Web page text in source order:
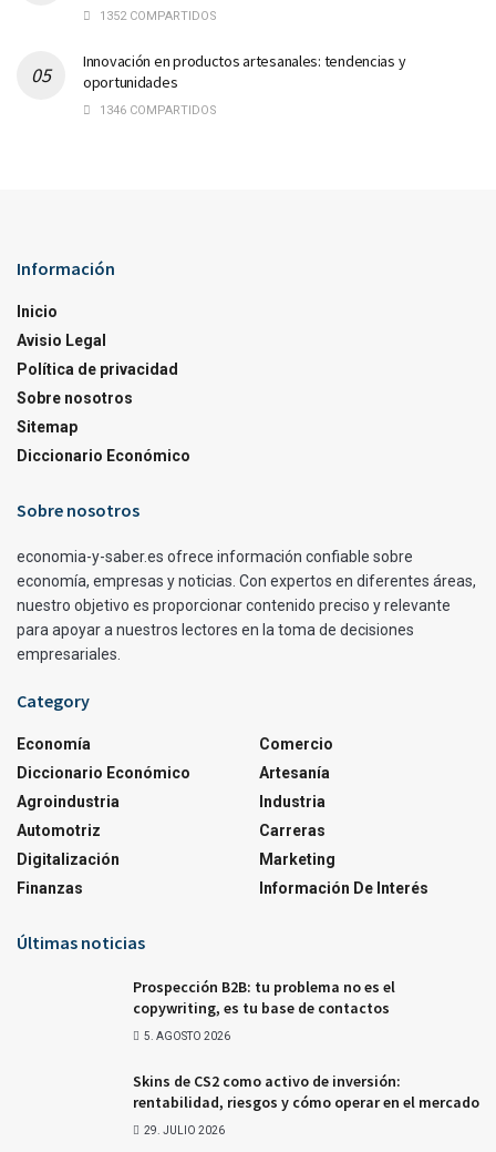
1352 COMPARTIDOS
Innovación en productos artesanales: tendencias y
oportunidades
1346 COMPARTIDOS
Información
Inicio
Avisio Legal
Política de privacidad
Sobre nosotros
Sitemap
Diccionario Económico
Sobre nosotros
economia-y-saber.es ofrece información confiable sobre
economía, empresas y noticias. Con expertos en diferentes áreas,
nuestro objetivo es proporcionar contenido preciso y relevante
para apoyar a nuestros lectores en la toma de decisiones
empresariales.
Category
Economía
Diccionario Económico
Agroindustria
Automotriz
Digitalización
Finanzas
Comercio
Artesanía
Industria
Carreras
Marketing
Información De Interés
Últimas noticias
Prospección B2B: tu problema no es el
copywriting, es tu base de contactos
5. AGOSTO 2026
Skins de CS2 como activo de inversión:
rentabilidad, riesgos y cómo operar en el mercado
29. JULIO 2026